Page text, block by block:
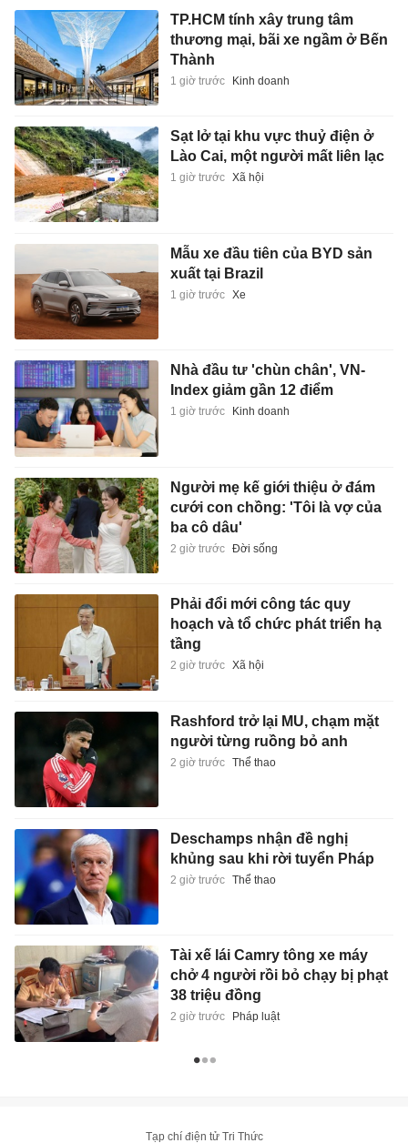
TP.HCM tính xây trung tâm
thương mại, bãi xe ngầm ở Bến
Thành
1 giờ trước Kinh doanh
Sạt lở tại khu vực thuỷ điện ở
Lào Cai, một người mất liên lạc
1 giờ trước Xã hội
Mẫu xe đầu tiên của BYD sản
xuất tại Brazil
1 giờ trước Xe
Nhà đầu tư 'chùn chân', VN-
Index giảm gần 12 điểm
1 giờ trước Kinh doanh
Người mẹ kế giới thiệu ở đám
cưới con chồng: 'Tôi là vợ của
ba cô dâu'
2 giờ trước Đời sống
Phải đổi mới công tác quy
hoạch và tổ chức phát triển hạ
tầng
2 giờ trước Xã hội
Rashford trở lại MU, chạm mặt
người từng ruồng bỏ anh
2 giờ trước Thể thao
Deschamps nhận đề nghị
khủng sau khi rời tuyển Pháp
2 giờ trước Thể thao
Tài xế lái Camry tông xe máy
chở 4 người rồi bỏ chạy bị phạt
38 triệu đồng
2 giờ trước Pháp luật
Tạp chí điện tử Tri Thức